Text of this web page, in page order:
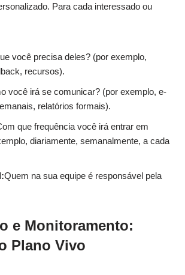
Para cada interessado ou
você precisa deles? (por exemplo,
recursos).
você irá se comunicar? (por exemplo, e-
relatórios formais).
que frequência você irá entrar em
diariamente, semanalmente, a cada
Quem na sua equipe é responsável pela
e Monitoramento:
Plano Vivo